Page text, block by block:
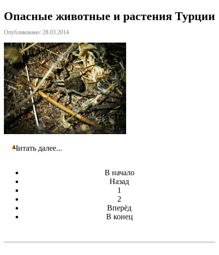
Опасные животные и растения Турции
Опубликовано: 28.03.2014
Читать далее...
В начало
Назад
1
2
Вперёд
В конец